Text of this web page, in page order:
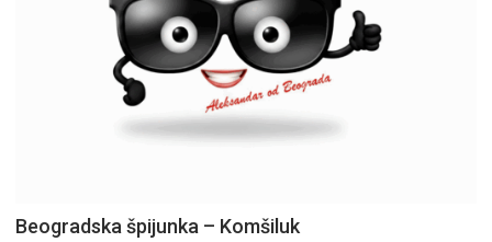
Beogradska špijunka – Komšiluk